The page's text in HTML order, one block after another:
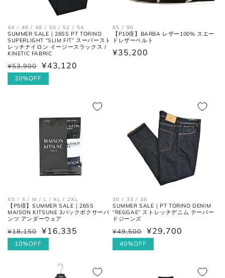
44 / 46 / 48 / 50 / 52 / 54
SUMMER SALE｜26SS PT TORINO
SUPERLIGHT “SLIM FIT” スーパースト
レッチナイロン イージースラックス /
KINETIC FABRIC
通
常
¥53,900
セ
ー
¥43,120
20%OFF
85 / 90
【P10倍】BARBA レザー100% スエー
ドレザーベルト
通
¥35,200
XS / S / M / L / XL / 2XL
【P5倍】SUMMER SALE｜26SS
MAISON KITSUNE 3パックボクサーパ
ンツ アンダーウェア
通
常
¥18,150
セ
ー
¥16,335
10%OFF
30 / 33 / 36
SUMMER SALE｜PT TORINO DENIM
“REGGAE” ストレッチデニム テーパー
ドジーンズ
通
常
¥49,500
セ
ー
¥29,700
40%OFF